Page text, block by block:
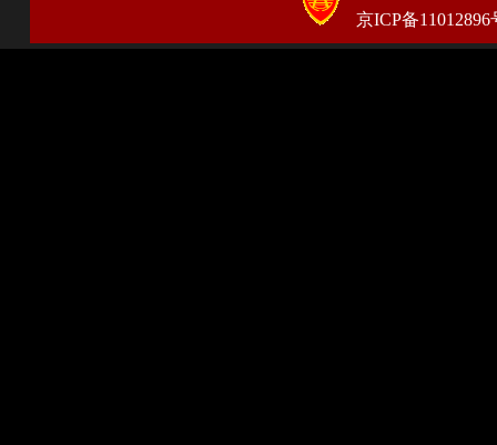
京ICP备11012896